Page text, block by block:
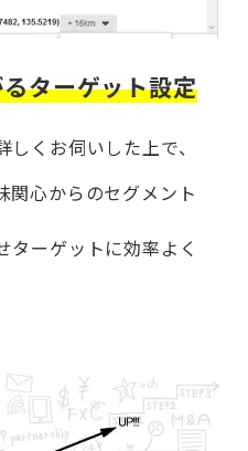
ターゲット設定
くお伺いした上で、
関心からのセグメント
ターゲットに効率よく